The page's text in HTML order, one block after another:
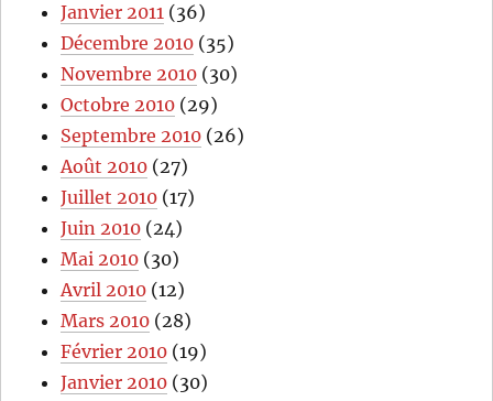
Janvier 2011 (36)
Décembre 2010 (35)
Novembre 2010 (30)
Octobre 2010 (29)
Septembre 2010 (26)
Août 2010 (27)
Juillet 2010 (17)
Juin 2010 (24)
Mai 2010 (30)
Avril 2010 (12)
Mars 2010 (28)
Février 2010 (19)
Janvier 2010 (30)